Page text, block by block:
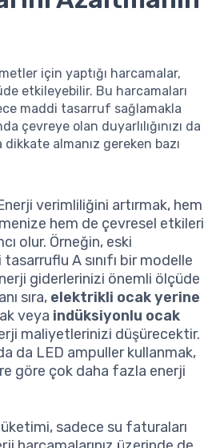
için yaptığı harcamalar,
etkileyebilir. Bu harcamaları
maddi tasarruf sağlamakla
çevreye olan duyarlılığınızı da
dikkate almanız gereken bazı
verimliliğini artırmak, hem
hem de çevresel etkileri
olur. Örneğin, eski
tasarruflu A sınıfı bir modelle
giderlerinizi önemli ölçüde
sıra, elektrikli ocak yerine
veya indüksiyonlu ocak
maliyetlerinizi düşürecektir.
da LED ampuller kullanmak,
göre çok daha fazla enerji
sadece su faturaları